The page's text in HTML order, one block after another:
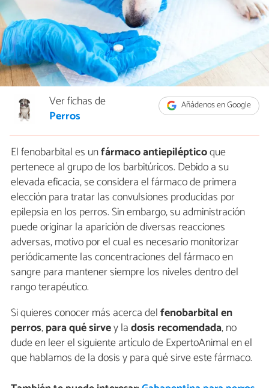
Añádenos en Google
Ver fichas de
Perros
El fenobarbital es unfármaco antiepilépticoque
pertenece al grupo de los barbitúricos. Debido a su
elevada eficacia, se considera el fármaco de primera
elección para tratar las convulsiones producidas por
epilepsia en los perros. Sin embargo, su administración
puede originar la aparición de diversas reacciones
adversas, motivo por el cual es necesario monitorizar
periódicamente las concentraciones del fármaco en
sangre para mantener siempre los niveles dentro del
rango terapéutico.
Si quieres conocer más acerca delfenobarbital en
perros,para qué sirvey ladosis recomendada,no
dude en leer el siguiente artículo de ExpertoAnimal en el
que hablamos de la dosis y para qué sirve este fármaco.